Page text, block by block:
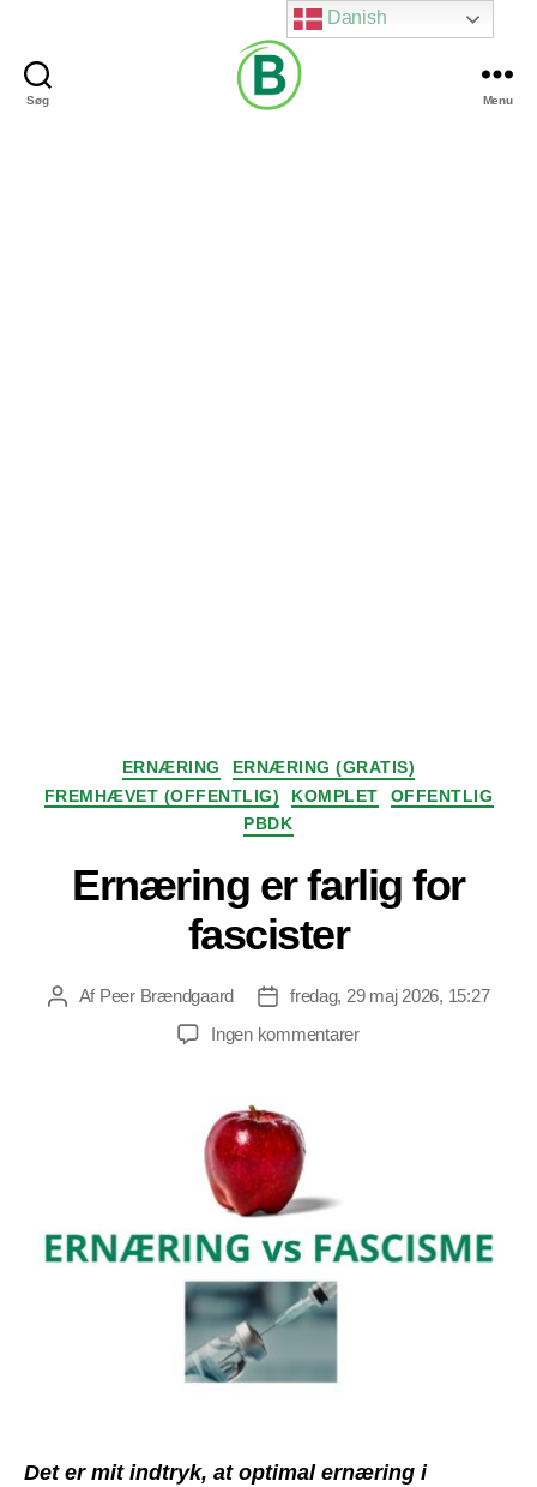
Søg Menu
Kategorier
ERNÆRING
ERNÆRING (GRATIS)
FREMHÆVET (OFFENTLIG)
KOMPLET
OFFENTLIG
PBDK
Ernæring er farlig for
fascister
Indlægsforfatter
Af Peer Brændgaard Indlægsdato
fredag, 29 maj 2026, 15:27
Ingen kommentarertil
Det er mit indtryk, at optimal ernæring i
Danish